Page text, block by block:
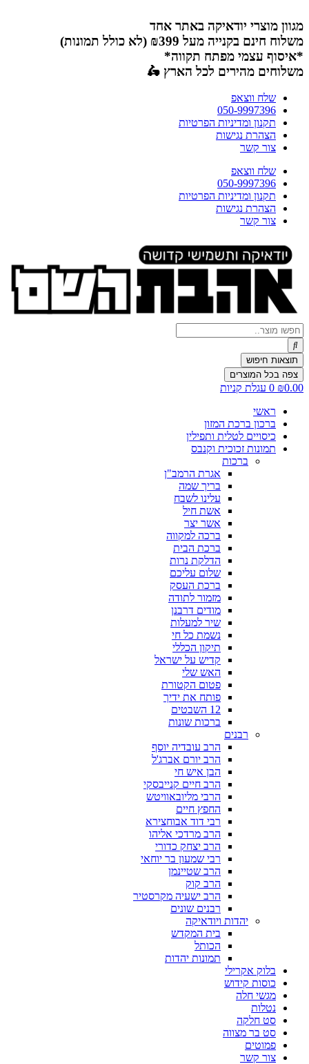
לתוכן
מגוון מוצרי יודאיקה באתר אחד
משלוח חינם בקנייה מעל ₪399 (לא כולל תמונות)
*איסוף עצמי מפתח תקווה*
משלוחים מהירים לכל הארץ 🛵
שלח ווצאפ
050-9997396
תקנון ומדיניות הפרטיות
הצהרת נגישות
צור קשר
שלח ווצאפ
050-9997396
תקנון ומדיניות הפרטיות
הצהרת נגישות
צור קשר
Search
...
תוצאות חיפוש
צפה בכל המוצרים
₪0.00
0 עגלת קניות
ראשי
ברכון ברכת המזון
כיסויים לטלית ותפילין
תמונות זכוכית וקנבס
ברכות
אגרת הרמב"ן
בריך שמה
עלינו לשבח
אשת חיל
אשר יצר
ברכה למקווה
ברכת הבית
הדלקת נרות
שלום עליכם
ברכת העסק
מזמור לתודה
מודים דרבנן
שיר למעלות
נשמת כל חי
תיקון הכללי
קדיש על ישראל
האש שלי
פטום הקטורת
פותח את ידיך
12 השבטים
ברכות שונות
רבנים
הרב עובדיה יוסף
הרב יורם אברג'ל
הבן איש חי
הרב חיים קנייבסקי
הרבי מליובאוויטש
החפץ חיים
רבי דוד אבוחצירא
הרב מרדכי אליהו
הרב יצחק כדורי
רבי שמעון בר יוחאי
הרב שטיינמן
הרב קוק
הרב ישעיה מקרסטיר
רבנים שונים
יהדות ויודאיקה
בית המקדש
הכותל
תמונות יהדות
בלוק אקרילי
כוסות קידוש
מגשי חלה
נטלות
סט חלקה
סט בר מצווה
פמוטים
צור קשר